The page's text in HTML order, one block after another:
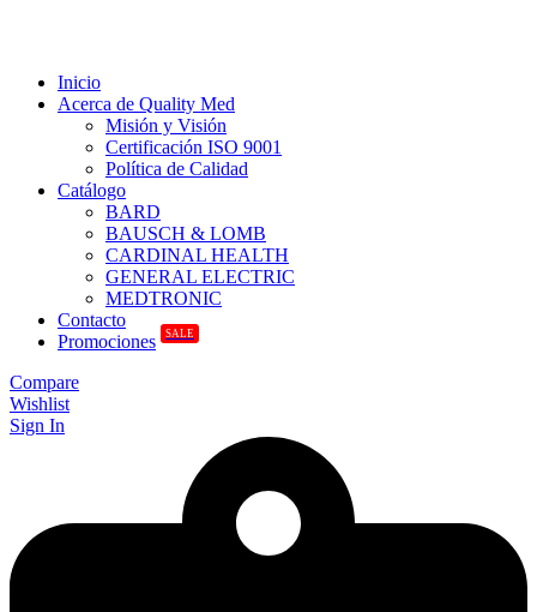
Inicio
Acerca de Quality Med
Misión y Visión
Certificación ISO 9001
Política de Calidad
Catálogo
BARD
BAUSCH & LOMB
CARDINAL HEALTH
GENERAL ELECTRIC
MEDTRONIC
Contacto
Promociones
SALE
Compare
Wishlist
Sign In